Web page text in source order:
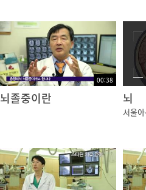
00:38
뇌졸중이란 뇌
서울